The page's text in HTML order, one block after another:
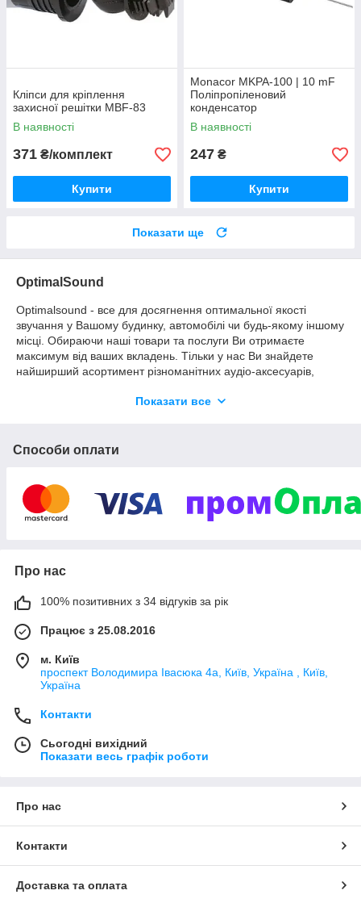
Кліпси для кріплення
захисної решітки MBF-83
В наявності
371 ₴/комплект
Купити
Monacor MKPA-100 | 10 mF
Поліпропіленовий
конденсатор
В наявності
247 ₴
Купити
Показати ще
OptimalSound
Optimalsound - все для досягнення оптимальної якості
звучання у Вашому будинку, автомобілі чи будь-якому іншому
місці. Обираючи наші товари та послуги Ви отримаєте
максимум від ваших вкладень. Тільки у нас Ви знайдете
найширший асортимент різноманітних аудіо-аксесуарів,
оптимальне співвідношення ціни та якості наших товарів є
Показати все
Способи оплати
Про нас
100% позитивних з 34 відгуків за рік
Працює з 25.08.2016
м. Київ
проспект Володимира Івасюка 4а, Київ, Україна , Київ,
Україна
Контакти
Сьогодні вихідний
Показати весь графік роботи
Про нас
Контакти
Доставка та оплата